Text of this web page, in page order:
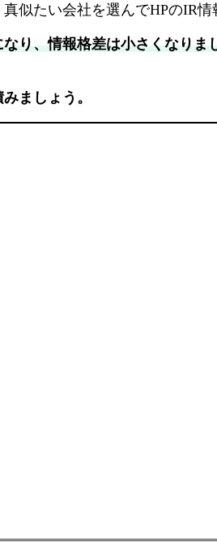
似たい会社を選んでHPのIR情
り、情報格差は小さくなり
ましょう。